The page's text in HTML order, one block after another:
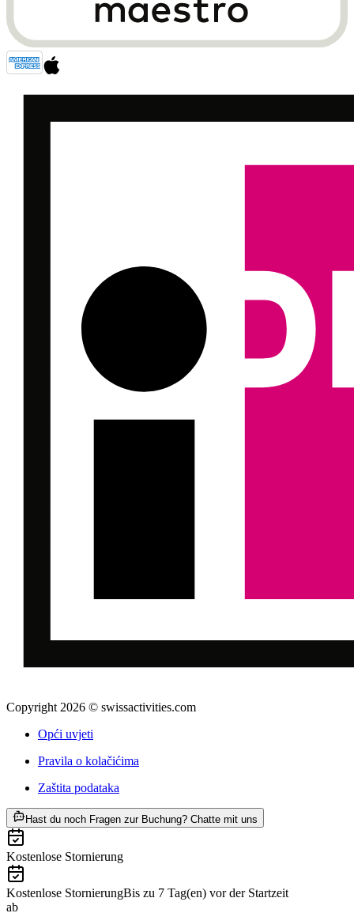
Copyright 2026 © swissactivities.com
Opći uvjeti
Pravila o kolačićima
Zaštita podataka
Hast du noch Fragen zur Buchung? Chatte mit uns
Kostenlose Stornierung
Kostenlose StornierungBis zu 7 Tag(en) vor der Startzeit
ab